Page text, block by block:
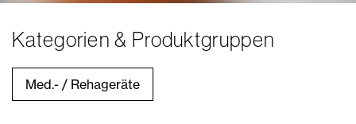
Kategorien & Produktgruppen
Med.- / Rehageräte